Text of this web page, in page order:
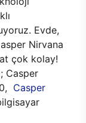
Evde,
Nirvana
çok kolay!
Casper
Casper